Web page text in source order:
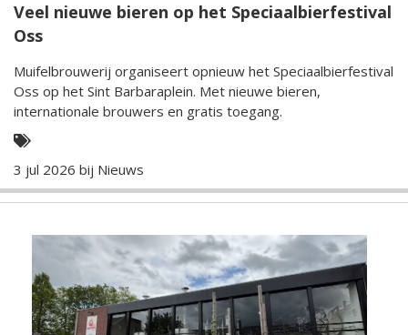
Veel nieuwe bieren op het Speciaalbierfestival
Oss
Muifelbrouwerij organiseert opnieuw het Speciaalbierfestival
Oss op het Sint Barbaraplein. Met nieuwe bieren,
internationale brouwers en gratis toegang.
3 jul 2026 bij Nieuws